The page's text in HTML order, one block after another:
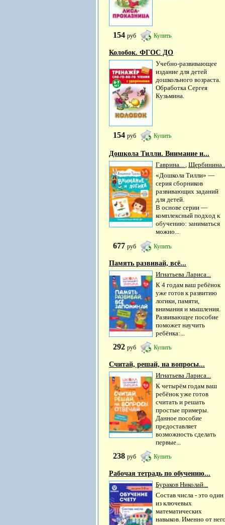
154 руб Купить
Колобок. ФГОС ДО
Учебно-развивающее
издание для детей
дошкольного возраста.
Обработка Сергея
Кузьмина.
154 руб Купить
Дошкола Тилли. Внимание и...
Гаврина... ,
«Дошкола Тилли» —
серия сборников
развивающих заданий
для детей.
В основе серии —
комплексный подход к
обучению: заниматься
можно...
677 руб Купить
Память развивай, всё...
Игнатьева Лариса...
К 4 годам ваш ребёнок
уже готов к развитию
логики, памяти,
внимания и мышления.
Развивающее пособие
поможет научить
ребёнка:...
292 руб Купить
Считай, решай, на вопросы...
Игнатьева Лариса...
К четырём годам ваш
ребёнок уже готов
считать и решать
простые примеры.
Данное пособие
предоставляет
возможность сделать
первые...
238 руб Купить
Рабочая тетрадь по обучению...
Бураков Николай...
Состав числа - это один
из ключевых
математических
навыков. Именно от